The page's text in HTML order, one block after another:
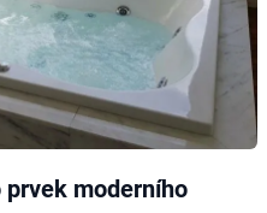
moderního